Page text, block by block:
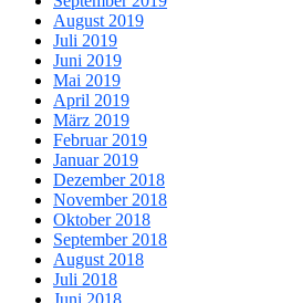
August 2019
Juli 2019
Juni 2019
Mai 2019
April 2019
März 2019
Februar 2019
Januar 2019
Dezember 2018
November 2018
Oktober 2018
September 2018
August 2018
Juli 2018